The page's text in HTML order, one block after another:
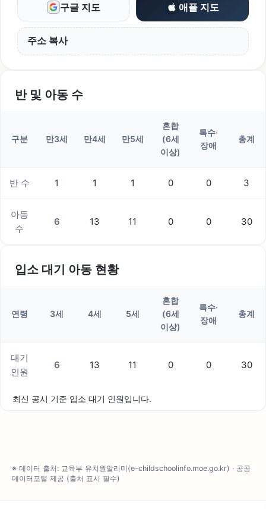
구글 지도 애플 지도
주소 복사
반 및 아동 수
구분 만3세 만4세 만5세
혼합
(6세
이상)
특수·
장애
총계
반 수 1 1 1 0 0 3
아동
수
6 13 11 0 0 30
입소 대기 아동 현황
연령 3세 4세 5세
혼합
(6세
이상)
특수·
장애
총계
대기
인원
6 13 11 0 0 30
최신 공시 기준 입소 대기 인원입니다.
※ 데이터 출처: 교육부 유치원알리미(e-childschoolinfo.moe.go.kr) · 공공
데이터포털 제공 (출처 표시 필수)